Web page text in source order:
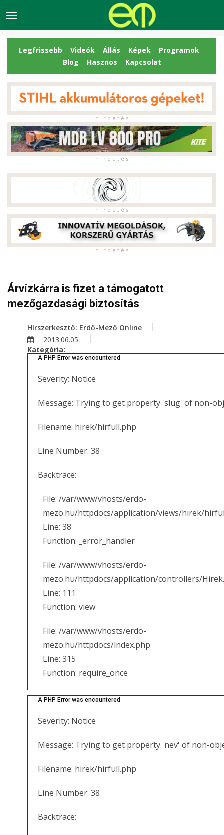
Legfrissebb Videók Állás Képek
Programok
Blog
Hasznos Kapcsolat
h i r d e t é s
h i r d e t é s
h i r d e t é s
h i r d e t é s
Árvízkárra is fizet a támogatott
mezőgazdasági biztosítás
Hírszerkesztő: Erdő-Mező Online
2013.06.05.
Kategória:
A PHP Error was encountered
Severity: Notice
Message: Trying to get property 'slug' of non-
Filename: hirek/hirfull.php
Line Number: 38
Backtrace:
File: /var/www/vhosts/erdo-
mezo.hu/httpdocs/application/views/hirek/
Line: 38
Function: _error_handler
File: /var/www/vhosts/erdo-
mezo.hu/httpdocs/application/controllers/
Line: 111
Function: view
File: /var/www/vhosts/erdo-
mezo.hu/httpdocs/index.php
Line: 315
Function: require_once
A PHP Error was encountered
Severity: Notice
Message: Trying to get property 'nev' of non-
Filename: hirek/hirfull.php
Line Number: 38
Backtrace: